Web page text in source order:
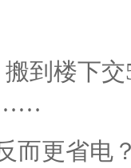
到楼下
……
而更省电